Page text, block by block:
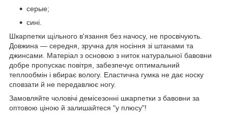
серые;
сині.
Шкарпетки щільного в'язання без начосу, не просвічують.
Довжина — середня, зручна для носіння зі штанами та
джинсами. Матеріал з основою з ниток натуральної бавовни
добре пропускає повітря, забезпечує оптимальний
теплообмін і вбирає вологу. Еластична гумка не дає носку
сповзати й не передавлює ногу.
Замовляйте чоловічі демісезонні шкарпетки з бавовни за
оптовою ціною й залишайтеся "у плюсу"!